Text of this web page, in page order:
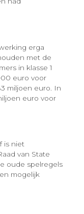
erga
met de
in klasse 1
euro voor
miljoen euro. In
euro voor
is niet
van State
oude spelregels
mogelijk